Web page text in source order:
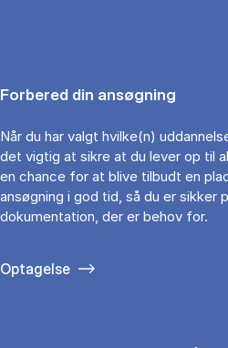
Forbered din ansøgning
Når du har valgt hvilke(n)
det vigtig at sikre at du lever op til
en chance for at blive tilbudt en
ansøgning i god tid, så du er sikker
dokumentation, der er behov for.
Optagelse